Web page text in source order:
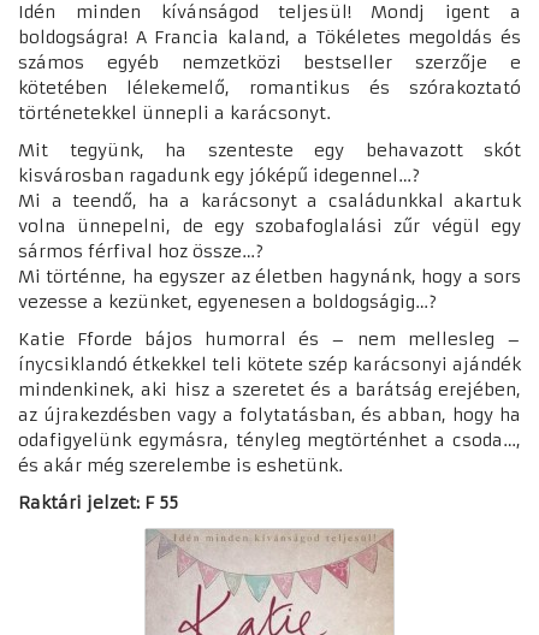
Idén minden kívánságod teljesül! Mondj igent a
boldogságra! A Francia kaland, a Tökéletes megoldás és
számos egyéb nemzetközi bestseller szerzője e
kötetében lélekemelő, romantikus és szórakoztató
történetekkel ünnepli a karácsonyt.
Mit tegyünk, ha szenteste egy behavazott skót
kisvárosban ragadunk egy jóképű idegennel…?
Mi a teendő, ha a karácsonyt a családunkkal akartuk
volna ünnepelni, de egy szobafoglalási zűr végül egy
sármos férfival hoz össze…?
Mi történne, ha egyszer az életben hagynánk, hogy a sors
vezesse a kezünket, egyenesen a boldogságig…?
Katie Fforde bájos humorral és – nem mellesleg –
ínycsiklandó étkekkel teli kötete szép karácsonyi ajándék
mindenkinek, aki hisz a szeretet és a barátság erejében,
az újrakezdésben vagy a folytatásban, és abban, hogy ha
odafigyelünk egymásra, tényleg megtörténhet a csoda…,
és akár még szerelembe is eshetünk.
Raktári jelzet: F 55